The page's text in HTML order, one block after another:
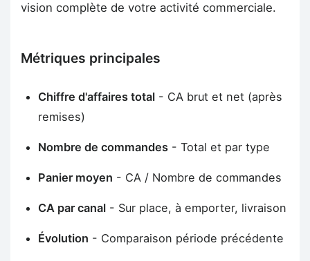
vision complète de votre activité commerciale.
Métriques principales
Chiffre d'affaires total - CA brut et net (après
remises)
Nombre de commandes - Total et par type
Panier moyen - CA / Nombre de commandes
CA par canal - Sur place, à emporter, livraison
Évolution - Comparaison période précédente